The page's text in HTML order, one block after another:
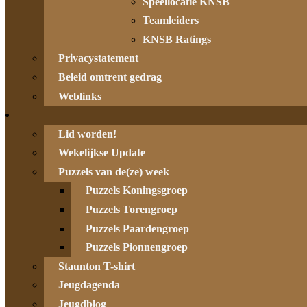
Teamleiders
KNSB Ratings
Privacystatement
Beleid omtrent gedrag
Weblinks
Lid worden!
Wekelijkse Update
Puzzels van de(ze) week
Puzzels Koningsgroep
Puzzels Torengroep
Puzzels Paardengroep
Puzzels Pionnengroep
Staunton T-shirt
Jeugdagenda
Jeugdblog